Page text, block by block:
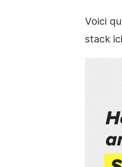
Voici
stack